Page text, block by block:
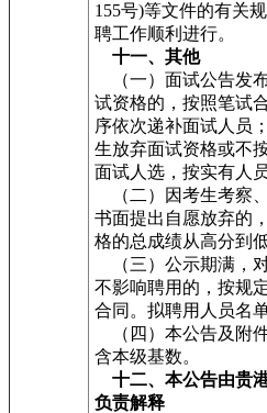
155号)等文件的有关
聘工作顺利进行。
十一、其他
（一）面试公告发
试资格的，按照笔试
序依次递补面试人员
生放弃面试资格或不
面试人选，按实有人
（二）因考生考察
书面提出自愿放弃的
格的总成绩从高分到
（三）公示期满，
不影响聘用的，按规
合同。拟聘用人员名
（四）本公告及附件
含本级基数。
十二、本公告由贵
负责解释